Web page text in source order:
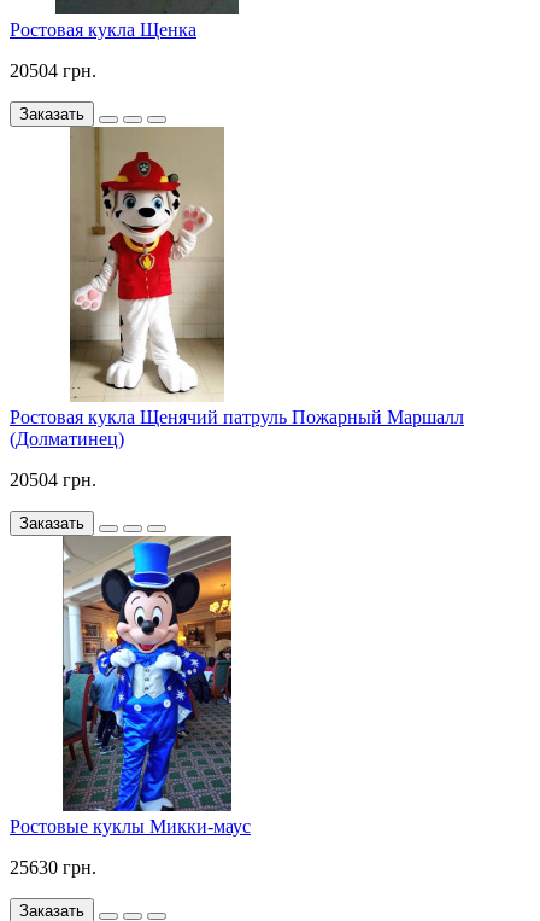
Ростовая кукла Щенка
20504 грн.
Заказать
Ростовая кукла Щенячий патруль Пожарный Маршалл
(Долматинец)
20504 грн.
Заказать
Ростовые куклы Микки-маус
25630 грн.
Заказать